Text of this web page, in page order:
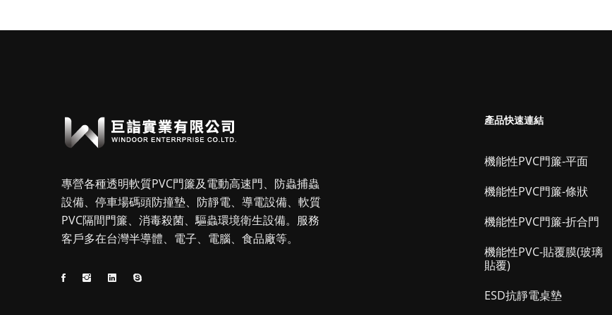
專營各種透明軟質PVC門簾及電動高速門、防蟲捕蟲
設備、停車場碼頭防撞墊、防靜電、導電設備、軟質
PVC隔間門簾、消毒殺菌、驅蟲環境衛生設備。服務
客戶多在台灣半導體、電子、電腦、食品廠等。
產品快速連結
機能性PVC門簾-平面
機能性PVC門簾-條狀
機能性PVC門簾-折合門
機能性PVC-貼覆膜(玻璃
貼覆)
ESD抗靜電桌墊